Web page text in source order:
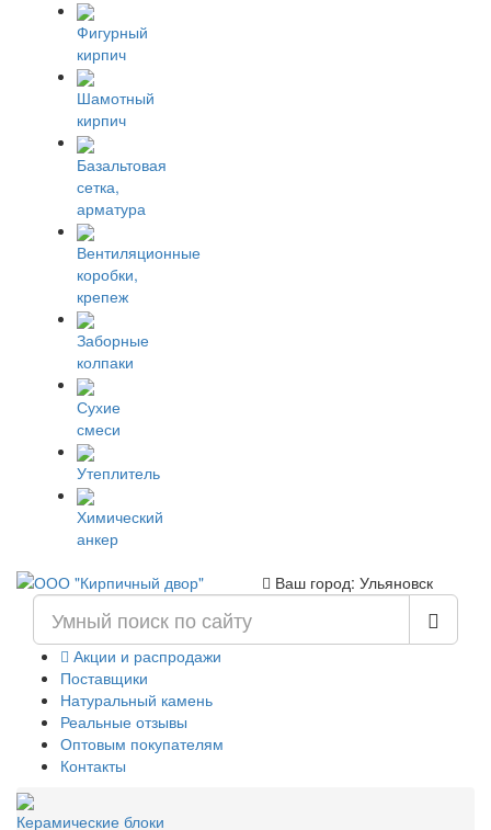
Фигурный
кирпич
Шамотный
кирпич
Базальтовая
сетка,
арматура
Вентиляционные
коробки,
крепеж
Заборные
колпаки
Сухие
смеси
Утеплитель
Химический
анкер
Ваш город: Ульяновск
Акции и распродажи
Поставщики
Натуральный камень
Реальные отзывы
Оптовым покупателям
Контакты
Керамические блоки